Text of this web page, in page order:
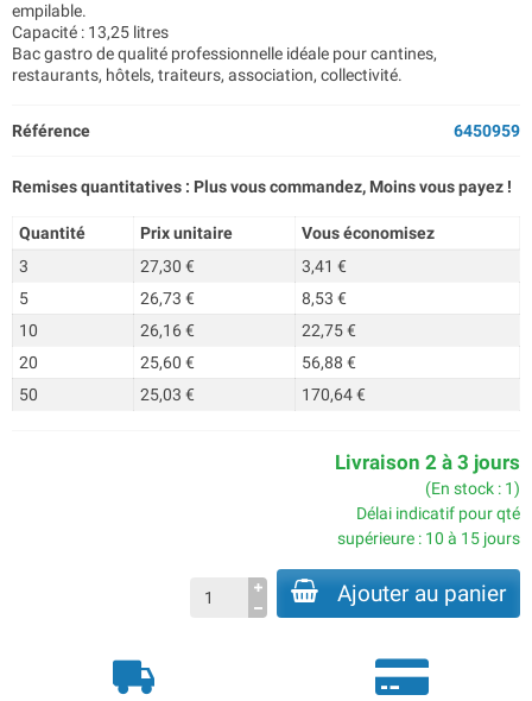
empilable.
Capacité : 13,25 litres
Bac gastro de qualité professionnelle idéale pour cantines,
restaurants, hôtels, traiteurs, association, collectivité.
Référence 6450959
Remises quantitatives : Plus vous commandez, Moins vous payez !
Quantité Prix unitaire
Vous économisez
3
27,30 €
3,41 €
5
26,73 €
8,53 €
10
26,16 €
22,75 €
20
25,60 €
56,88 €
50
25,03 € 170,64 €
Livraison 2 à 3 jours
(En stock : 1)
Délai indicatif pour qté
supérieure : 10 à 15 jours
Ajouter au panier